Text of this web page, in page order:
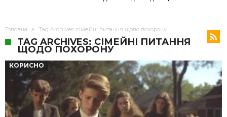
Головна Tag Archives: сімейні питання щодо похорону
TAG ARCHIVES: СІМЕЙНІ ПИТАННЯ
ЩОДО ПОХОРОНУ
КОРИСНО